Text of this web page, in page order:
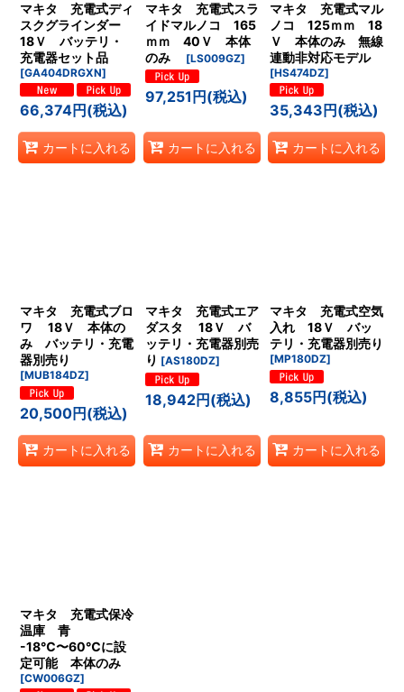
マキタ 充電式ディ
スクグラインダー
18Ｖ バッテリ・
充電器セット品
[GA404DRGXN]
66,374円 (税込)
カートに入れる
マキタ 充電式スラ
イドマルノコ 165
ｍｍ 40Ｖ 本体
のみ
[LS009GZ]
97,251 円 (税込)
カートに入れる
マキタ 充電式マル
ノコ 125ｍｍ 18
Ｖ 本体のみ 無線
連動非対応モデル
[HS474DZ]
35,343 円 (税込)
カートに入れる
マキタ 充電式ブロ
ワ 18Ｖ 本体の
み バッテリ・充電
器別売り
[MUB184DZ]
20,500円(税込)
カートに入れる
マキタ 充電式エア
ダスタ 18Ｖ バ
ッテリ・充電器別売
り [AS180DZ]
18,942円(税込)
カートに入れる
マキタ 充電式空気
入れ 18Ｖ バッ
テリ・充電器別売り
[MP180DZ]
8,855円(税込)
カートに入れる
マキタ 充電式保冷
温庫 青
-18℃〜60℃に設
定可能 本体のみ
[CW006GZ]